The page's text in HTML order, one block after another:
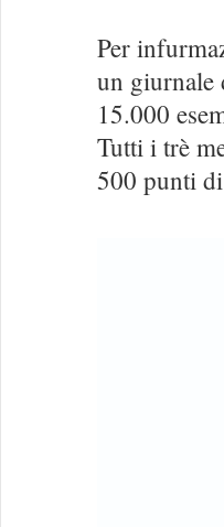
Per
un
15.000
Tutti i trè
500 punti